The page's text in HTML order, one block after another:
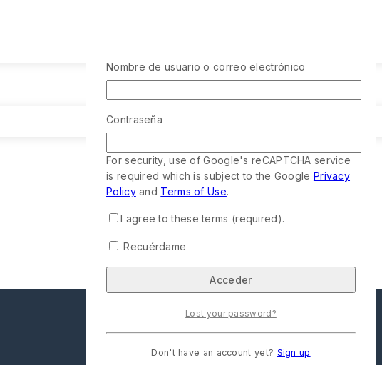
Nombre de usuario o correo electrónico
Contraseña
For security, use of Google's reCAPTCHA service
is required which is subject to the Google Privacy
Policyand Terms of Use.
I agree to these terms (required).
Recuérdame
Lost your password?
Don't have an account yet? Sign up